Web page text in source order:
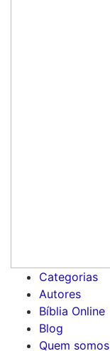
Categorias
Autores
Bíblia Online
Blog
Quem somos